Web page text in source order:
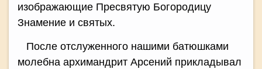
изображающие Пресвятую Богородицу
Знамение и святых.
После отслуженного нашими батюшками
молебна архимандрит Арсений прикладывал